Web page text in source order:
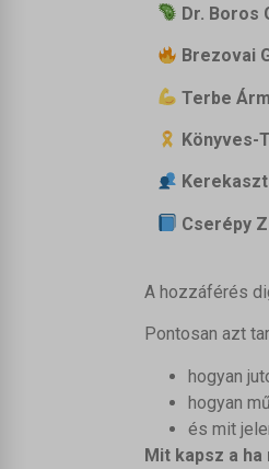
Dr. Boros
Brezovai
Terbe
Könyves-
Cserépy
A hozzáférés
Pontosan azt
hogyan
hogyan
és mit
Mit kapsz a